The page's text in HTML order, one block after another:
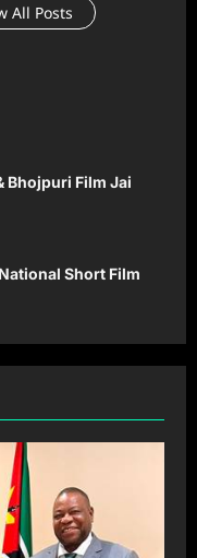
All Posts
Bhojpuri Film Jai
Short Film